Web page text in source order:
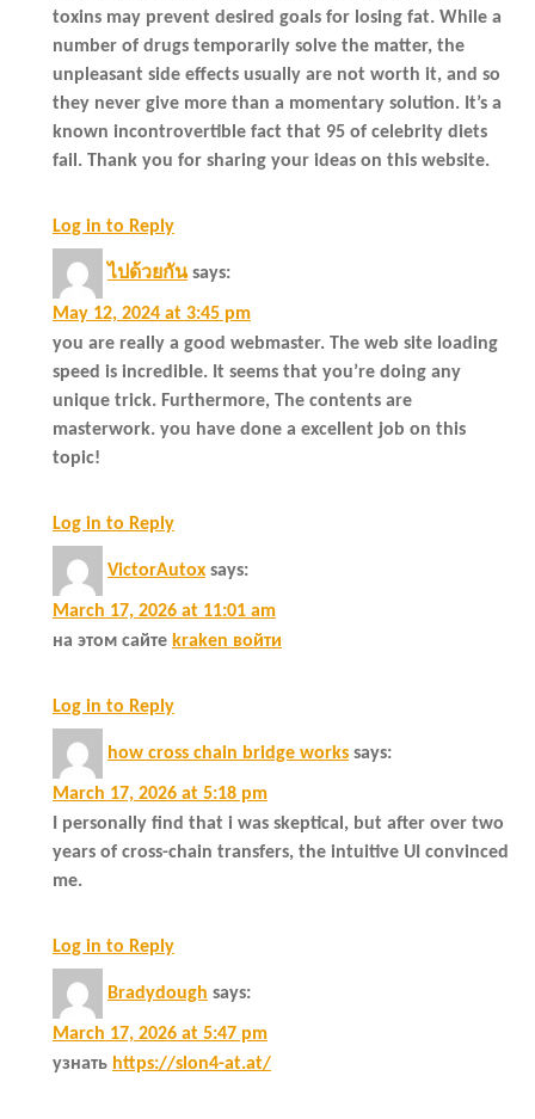
toxins may prevent desired goals for losing fat. While a
number of drugs temporarily solve the matter, the
unpleasant side effects usually are not worth it, and so
they never give more than a momentary solution. It’s a
known incontrovertible fact that 95 of celebrity diets
fail. Thank you for sharing your ideas on this website.
Log in to Reply
ไปด้วยกัน says:
May 12, 2024 at 3:45 pm
you are really a good webmaster. The web site loading
speed is incredible. It seems that you’re doing any
unique trick. Furthermore, The contents are
masterwork. you have done a excellent job on this
topic!
Log in to Reply
VictorAutox says:
March 17, 2026 at 11:01 am
на этом сайте kraken войти
Log in to Reply
how cross chain bridge works says:
March 17, 2026 at 5:18 pm
I personally find that i was skeptical, but after over two
years of cross-chain transfers, the intuitive UI convinced
me.
Log in to Reply
Bradydough says:
March 17, 2026 at 5:47 pm
узнать https://slon4-at.at/